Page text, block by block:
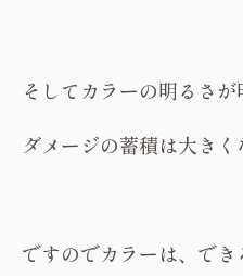
そしてカラーの明るさ
ダメージの蓄積は大きく
ですのでカラーは、で